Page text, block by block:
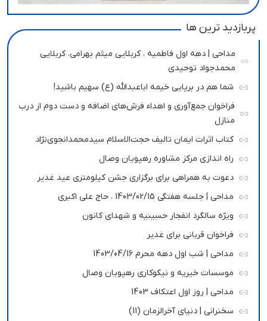
پربازدید ترین ها
مداحی | دهه اول فاطمیه ، کربلایی میثم بهرامی، کربلایی
محمدجواد توحیدی
شما هم در برپایی خیمه اباعبدالله (ع) سهیم باشید!
فراخوان جمع‌آوری و اهداء فرش‌های اضافه و دست دوم از درب
منازل
کتاب اثرات ایمان تالیف حجت‌الاسلام سیدمحمدانجوی‌نژاد
راه اندازی مرکز مشاوره رهپویان وصال
دعوت به همراهی برای برگزاری جشن کیلومتری عید غدیر
مداحی | جلسه هفتگی 1403/02/15 ، حاج علی اکبری
ویژه سالگرد انفجار حسینیه و شهدای کانون
فراخوان قربانی برای غدیر
مداحی | شب اول دهه محرم 1403/04/16
موسسات خیریه و نیکوکاری رهپویان وصال
مداحی | روز اول اعتکاف 1403
سخنرانی | دنیای آخرالزمان (11)